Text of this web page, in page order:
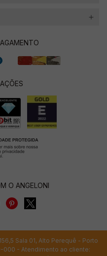
O ANGELONI
Sala 01, Alto Perequê - Porto
000 - Atendimento ao cliente: